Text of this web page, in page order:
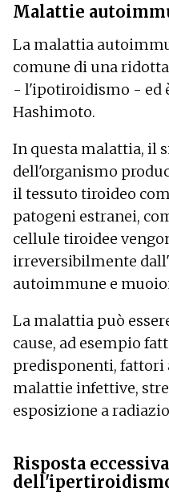
Malattie
La malattia
comune di una
- l'ipotiroidismo - ed
Hashimoto.
In questa malattia, il
dell'organismo
il tessuto tiroideo
patogeni estranei,
cellule tiroidee
irreversibilmente
autoimmune e
La malattia può
cause, ad esempio
predisponenti, fattori
malattie infettive,
esposizione a
Risposta